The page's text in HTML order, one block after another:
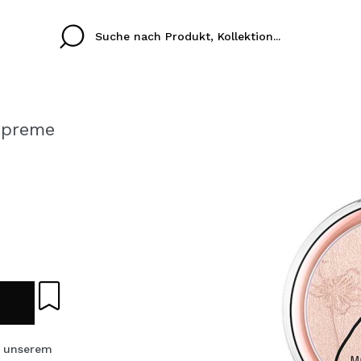
Ich habe hier kein
ICH
Durch die Erstellung
Einkäufe schnell
ESPAÑOL
colori